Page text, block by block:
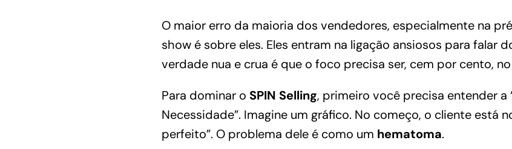
O maior erro da maioria dos vendedores, especialmente na
show é sobre eles. Eles entram na ligação ansiosos para falar
verdade nua e crua é que o foco precisa ser, cem por cento,
Para dominar o SPIN Selling, primeiro você precisa entender a
Necessidade”. Imagine um gráfico. No começo, o cliente está
perfeito”. O problema dele é como um hematoma.